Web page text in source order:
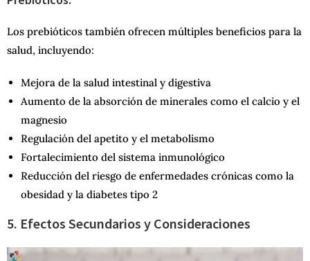
Los prebióticos también ofrecen múltiples beneficios para la
salud, incluyendo:
Mejora de la salud intestinal y digestiva
Aumento de la absorción de minerales como el calcio y el
magnesio
Regulación del apetito y el metabolismo
Fortalecimiento del sistema inmunológico
Reducción del riesgo de enfermedades crónicas como la
obesidad y la diabetes tipo 2
5. Efectos Secundarios y Consideraciones